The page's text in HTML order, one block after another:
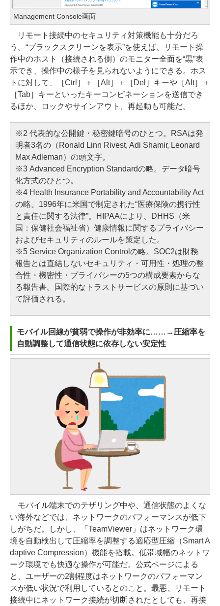
Management Console画面
リモート接続中のセキュリティ対策機能も十分だろ
う。“ブラックスクリーンを表示”を使えば、リモート操
作中のホスト（接続される側）のモニター全面を“黒”表
示でき、操作中の様子を見られないようにできる。ホス
トに対して、［Ctrl］＋［Alt］＋［Del］キーや［Alt］＋
［Tab］キーといったキーコンビネーションを送信でき
るほか、ロックやサインアウト、再起動も可能だ。
※2 代表的な公開鍵・秘密鍵暗号のひとつ。RSAは発
明者3名の（Ronald Linn Rivest, Adi Shamir, Leonard
Max Adleman）の頭文字。
※3Advanced Encryption Standardの略。データ暗号
化方式のひとつ。
※4Health Insurance Portability and Accountability Act
の略。1996年に米国で制定された“医療保険の携行性
と責任に関する法律”。HIPAAにより、DHHS（米
国：保健社会福祉省）健康情報に関するプライバシー
およびセキュリティのルールを策定した。
※5Service Organization Controlの略。SOC2は財務
報告とは直結しないセキュリティ・可用性・処理の整
合性・機密性・プライバシーの5つの構成要素からな
る報告書。国際的なトラストサービスの原則に基づい
て評価される。
モバイル回線が貧弱で操作が非効率に……→圧縮率を
自動調整して通信状態に依存しない安定性
モバイル端末でのテザリング中や、通信状態のよくな
い海外などでは、ネットワークのパフォーマンスが低下
しがちだ。しかし、「TeamViewer」はネットワーク環
境を自動検出して圧縮率を調整する適応型圧縮（Smart A
daptive Compression）機能を搭載。低帯域幅のネットワ
ーク環境でも快適な操作が可能だ。公式ページによる
と、ユーザーの2割程度はネットワークのパフォーマン
スが低い状況で利用しているとのこと。最悪、リモート
接続中にネットワーク接続が切断されたとしても、再接